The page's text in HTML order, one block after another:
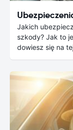
Jakich
szkody? Jak to
dowiesz się na